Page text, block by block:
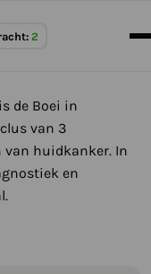
2
Index
de Boei in
van 3
van huidkanker. In
en